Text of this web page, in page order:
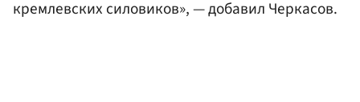
кремлевских силовиков», — добавил Черкасов.